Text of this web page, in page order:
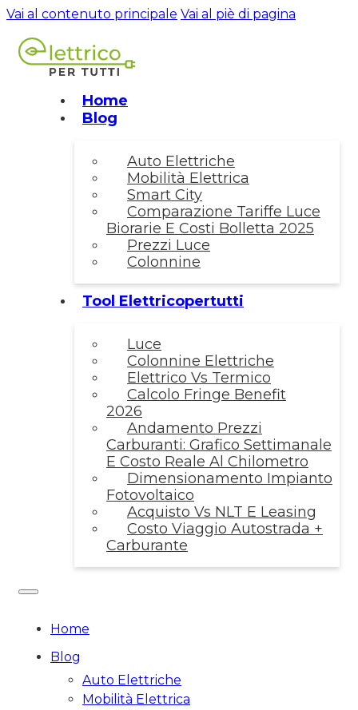
Vai al contenuto principale Vai al piè di pagina
Home
Blog
Auto Elettriche
Mobilità Elettrica
Smart City
Comparazione Tariffe Luce
Biorarie E Costi Bolletta 2025
Prezzi Luce
Colonnine
Tool Elettricopertutti
Luce
Colonnine Elettriche
Elettrico Vs Termico
Calcolo Fringe Benefit
2026
Andamento Prezzi
Carburanti: Grafico Settimanale
E Costo Reale Al Chilometro
Dimensionamento Impianto
Fotovoltaico
Acquisto Vs NLT E Leasing
Costo Viaggio Autostrada +
Carburante
Home
Blog
Auto Elettriche
Mobilità Elettrica